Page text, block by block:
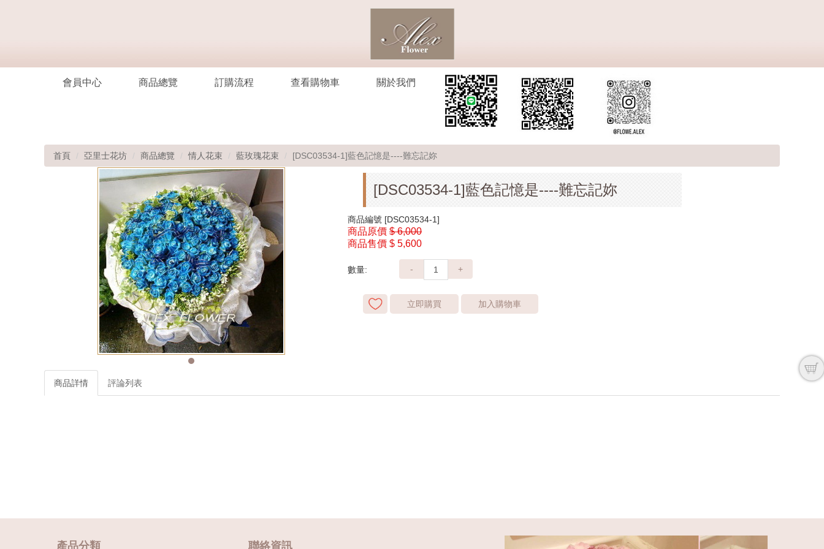
會員中心 商品總覽 訂購流程 查看購物車 關於我們
首頁 亞里士花坊 商品總覽 情人花束 藍玫瑰花束 [DSC03534-1]藍色記憶是----難忘記妳
[DSC03534-1]藍色記憶是----難忘記妳
商品編號 [DSC03534-1]
商品原價 $ 6,000
商品售價 $ 5,600
數量: - +
立即購買 加入購物車
商品詳情 評論列表
產品分類 聯絡資訊